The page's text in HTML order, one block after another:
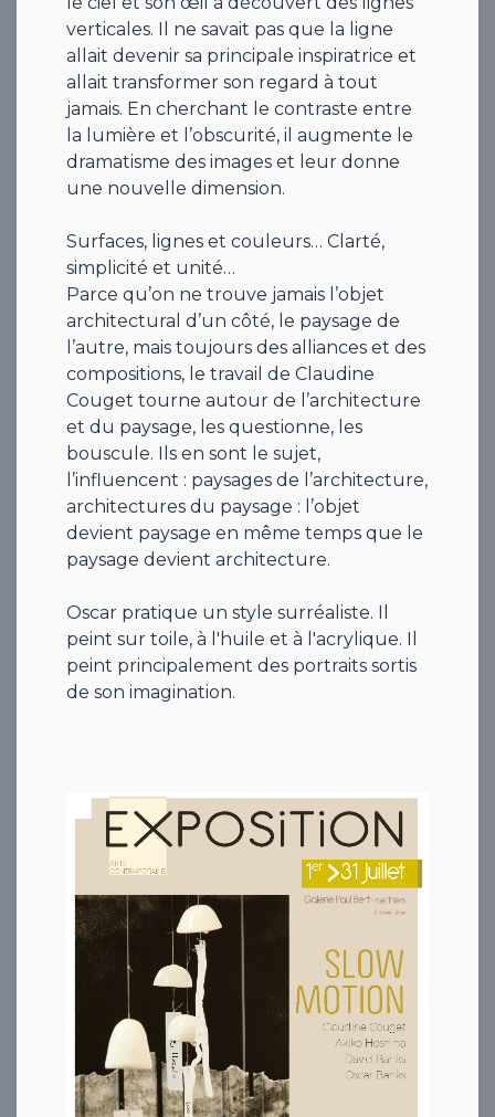
verticales. Il ne savait pas que la ligne
allait devenir sa principale inspiratrice et
allait transformer son regard à tout
jamais. En cherchant le contraste entre
la lumière et l’obscurité, il augmente le
dramatisme des images et leur donne
une nouvelle dimension.
Surfaces, lignes et couleurs… Clarté,
simplicité et unité…
Parce qu’on ne trouve jamais l’objet
architectural d’un côté, le paysage de
l’autre, mais toujours des alliances et des
compositions, le travail de Claudine
Couget tourne autour de l’architecture
et du paysage, les questionne, les
bouscule. Ils en sont le sujet,
l’influencent : paysages de l’architecture,
architectures du paysage : l’objet
devient paysage en même temps que le
paysage devient architecture.
Oscar pratique un style surréaliste. Il
peint sur toile, à l'huile et à l'acrylique. Il
peint principalement des portraits sortis
de son imagination.